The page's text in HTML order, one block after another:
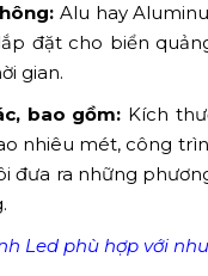
Alu hay
đặt cho biển
gian.
bao gồm: Kích
nhiêu mét, công
đưa ra những
Led phù hợp với